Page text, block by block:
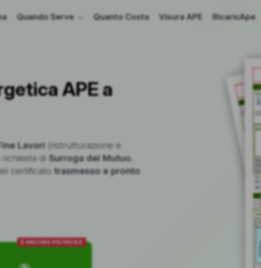
Quando Serve Quanto Costa Visura APE RicaricApe
APE a
Lavori (ristrutturazione e
richiesta di Surroga del Mutuo.
certificato trasmesso e pronto
È ANCORA PIÙ FACILE